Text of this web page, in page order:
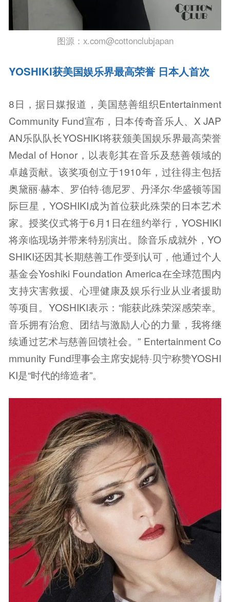
图源：x.com@cottonclubjapan
YOSHIKI获美国娱乐界最高荣誉 日本人首次
8日，据日媒报道，美国慈善组织Entertainment
Community Fund宣布，日本传奇音乐人、X JAP
AN乐队队长YOSHIKI将获颁美国娱乐界最高荣誉
Medal of Honor，以表彰其在音乐及慈善领域的
卓越贡献。该奖项创立于1910年，过往得主包括
奥黛丽·赫本、罗伯特·德尼罗、丹泽尔·华盛顿等国
际巨星，YOSHIKI成为首位获此殊荣的日本艺术
家。授奖仪式将于6月1日在纽约举行，YOSHIKI
将亲临现场并带来特别演出。除音乐成就外，YO
SHIKI还因其长期慈善工作受到认可，他通过个人
基金会Yoshiki Foundation America在全球范围内
支持灾害救援、心理健康及娱乐行业从业者援助
等项目。YOSHIKI表示：“能获此殊荣深感荣幸。
音乐拥有治愈、团结与激励人心的力量，我将继
续通过艺术与慈善回馈社会。” Entertainment Co
mmunity Fund理事会主席安妮特·贝宁称赞YOSHI
KI是“时代的缔造者”。